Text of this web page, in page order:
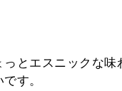
とエスニックな
す。